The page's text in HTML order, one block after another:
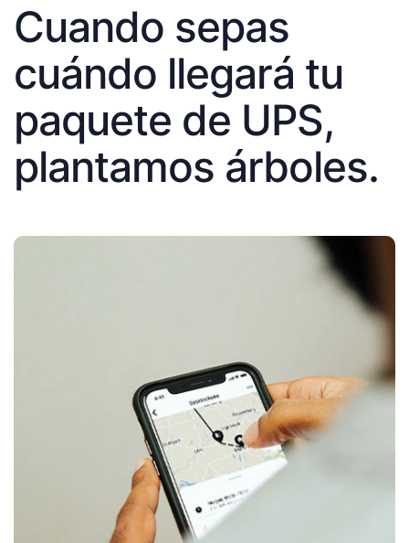
Cuando sepas
cuándo llegará tu
paquete de UPS,
plantamos árboles.